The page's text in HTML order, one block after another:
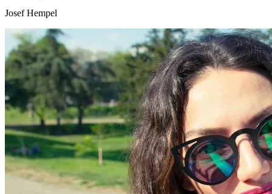
Josef Hempel